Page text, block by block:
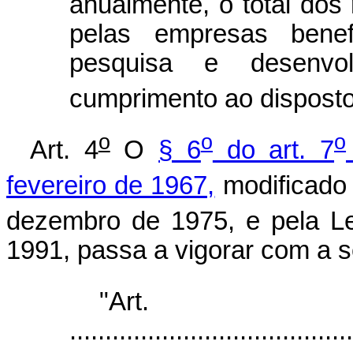
pelas empresas
pesquisa e
cumprimento ao
Art. 4oO § 6odo art. 7o
fevereiro de 1967,
dezembro de 1975, e pela
1991, passa a vigorar com a